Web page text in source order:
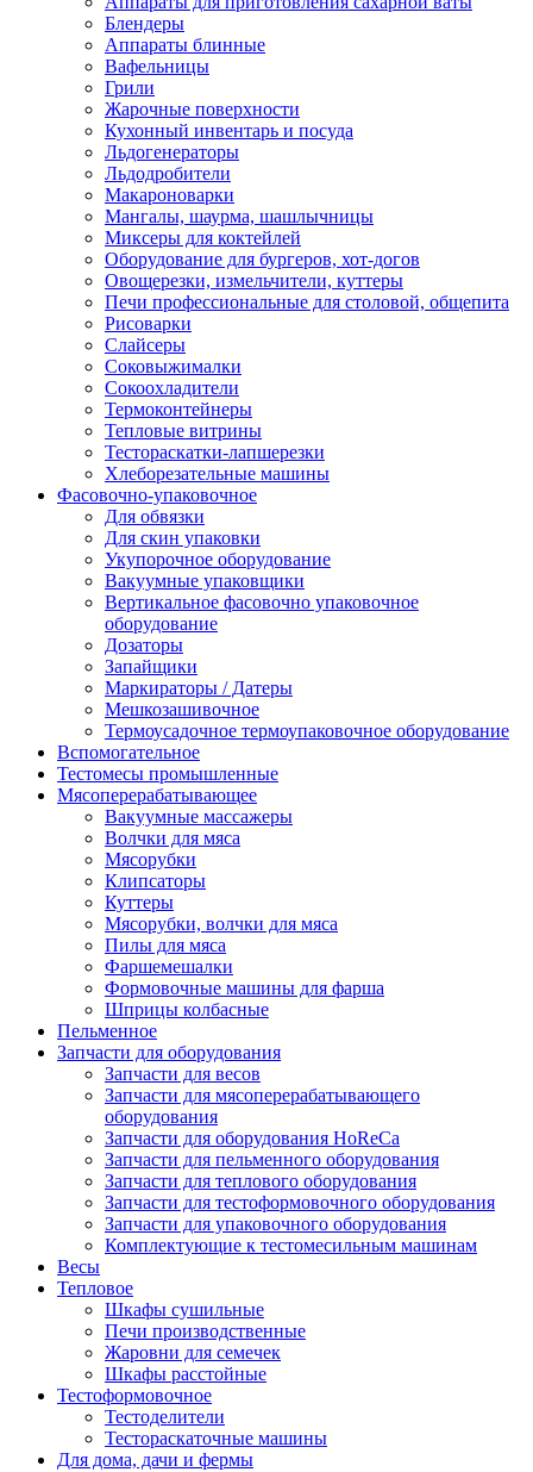
Блендеры
Аппараты блинные
Вафельницы
Грили
Жарочные поверхности
Кухонный инвентарь и посуда
Льдогенераторы
Льдодробители
Макароноварки
Мангалы, шаурма, шашлычницы
Миксеры для коктейлей
Оборудование для бургеров, хот-догов
Овощерезки, измельчители, куттеры
Печи профессиональные для столовой, общепита
Рисоварки
Слайсеры
Соковыжималки
Сокоохладители
Термоконтейнеры
Тепловые витрины
Тестораскатки-лапшерезки
Хлеборезательные машины
Фасовочно-упаковочное
Для обвязки
Для скин упаковки
Укупорочное оборудование
Вакуумные упаковщики
Вертикальное фасовочно упаковочное
оборудование
Дозаторы
Запайщики
Маркираторы / Датеры
Мешкозашивочное
Термоусадочное термоупаковочное оборудование
Вспомогательное
Тестомесы промышленные
Мясоперерабатывающее
Вакуумные массажеры
Волчки для мяса
Мясорубки
Клипсаторы
Куттеры
Мясорубки, волчки для мяса
Пилы для мяса
Фаршемешалки
Формовочные машины для фарша
Шприцы колбасные
Пельменное
Запчасти для оборудования
Запчасти для весов
Запчасти для мясоперерабатывающего
оборудования
Запчасти для оборудования HoReCa
Запчасти для пельменного оборудования
Запчасти для теплового оборудования
Запчасти для тестоформовочного оборудования
Запчасти для упаковочного оборудования
Комплектующие к тестомесильным машинам
Весы
Тепловое
Шкафы сушильные
Печи производственные
Жаровни для семечек
Шкафы расстойные
Тестоформовочное
Тестоделители
Тестораскаточные машины
Для дома, дачи и фермы